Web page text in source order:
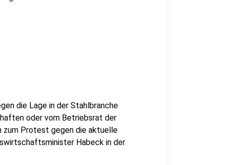
die Lage in der Stahlbranche
oder vom Betriebsrat der
zum Protest gegen die aktuelle
Habeck in der